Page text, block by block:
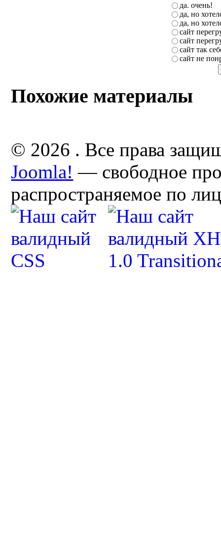
да. очень!
да, но
да, но
сайт
сайт
сайт так
сайт не
Похожие материалы
© 2026 . Все права
Joomla! — свободное
распространяемое по